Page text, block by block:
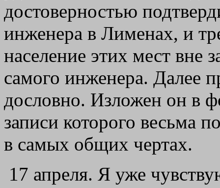
достоверностью
инженера в Лименах, и
население этих мест вне
самого инженера. Далее
дословно. Изложен он в
записи которого весьма
в самых общих чертах.
17 апреля. Я уже